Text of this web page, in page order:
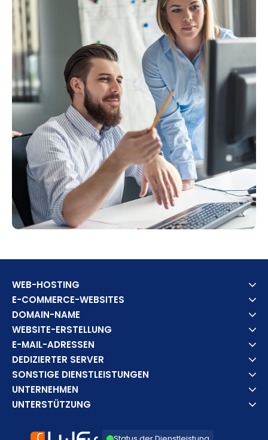
WEB-HOSTING
E-COMMERCE-WEBSITES
DOMAIN-NAME
WEBSITE-ERSTELLUNG
E-MAIL-ADRESSEN
DEDIZIERTER SERVER
SONSTIGE DIENSTLEISTUNGEN
UNTERNEHMEN
UNTERSTÜTZUNG